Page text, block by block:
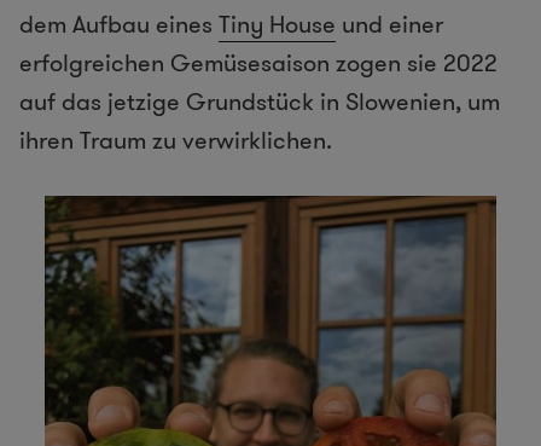
dem Aufbau eines Tiny House und einer
erfolgreichen Gemüsesaison zogen sie 2022
auf das jetzige Grundstück in Slowenien, um
ihren Traum zu verwirklichen.